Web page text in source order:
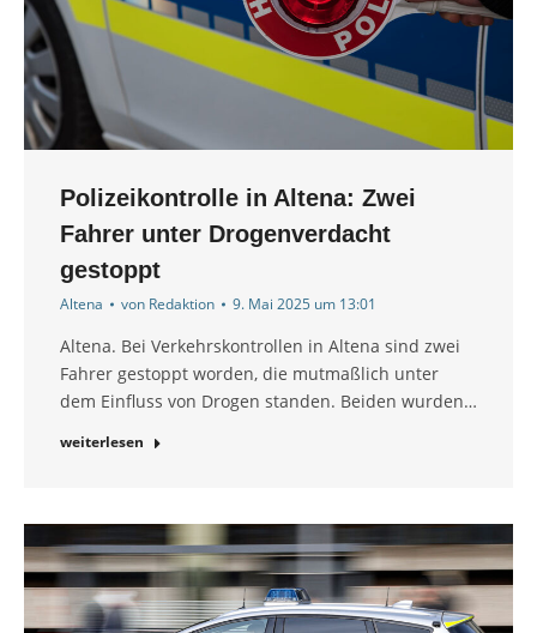
Polizeikontrolle in Altena: Zwei
Fahrer unter Drogenverdacht
gestoppt
Altena von Redaktion 9. Mai 2025 um 13:01
Altena. Bei Verkehrskontrollen in Altena sind zwei
Fahrer gestoppt worden, die mutmaßlich unter
dem Einfluss von Drogen standen. Beiden wurden…
weiterlesen